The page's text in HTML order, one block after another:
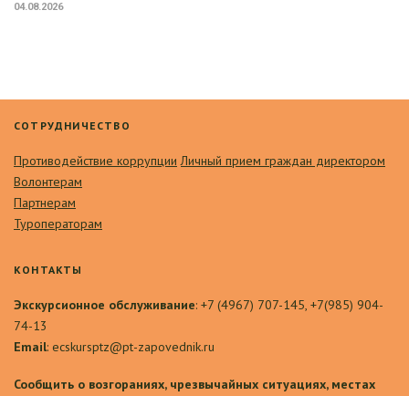
04.08.2026
СОТРУДНИЧЕСТВО
Противодействие коррупции Личный прием граждан директором
Волонтерам
Партнерам
Туроператорам
КОНТАКТЫ
Экскурсионное обслуживание: +7 (4967) 707-145, +7(985) 904-
74-13
Email: ecskursptz@pt-zapovednik.ru
Сообщить о возгораниях, чрезвычайных ситуациях, местах